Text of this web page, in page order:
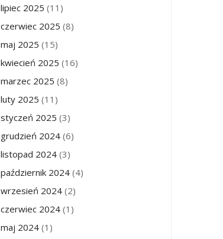
lipiec 2025 (11)
czerwiec 2025 (8)
maj 2025 (15)
kwiecień 2025 (16)
marzec 2025 (8)
luty 2025 (11)
styczeń 2025 (3)
grudzień 2024 (6)
listopad 2024 (3)
październik 2024 (4)
wrzesień 2024 (2)
czerwiec 2024 (1)
maj 2024 (1)